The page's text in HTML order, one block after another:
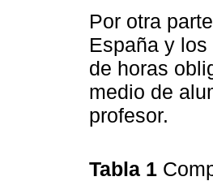
Por otra
España y
de horas
medio de
profesor.
Tabla 1